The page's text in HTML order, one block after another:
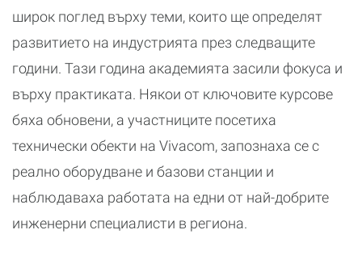
широк поглед върху теми, които ще определят
развитието на индустрията през следващите
години. Тази година академията засили фокуса и
върху практиката. Някои от ключовите курсове
бяха обновени, а участниците посетиха
технически обекти на Vivacom, запознаха се с
реално оборудване и базови станции и
наблюдаваха работата на едни от най-добрите
инженерни специалисти в региона.